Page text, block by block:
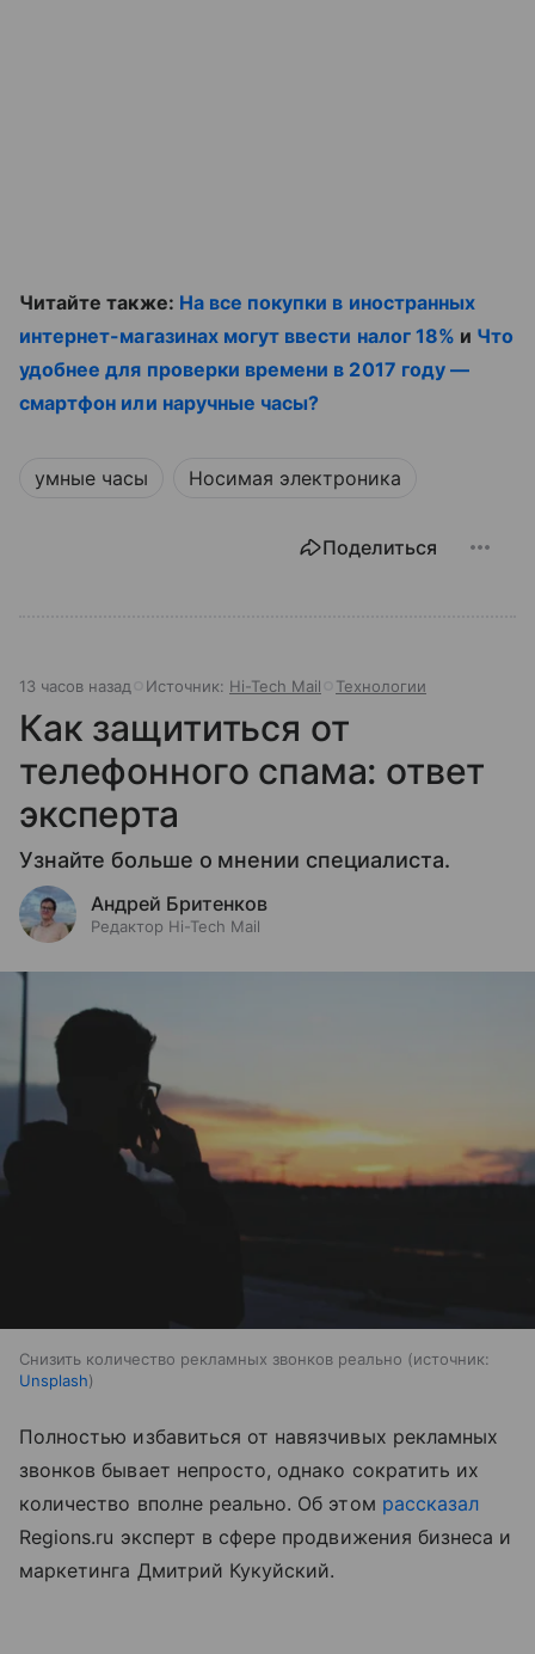
Читайте также: На все покупки в иностранных
интернет-магазинах могут ввести налог 18% и Что
удобнее для проверки времени в 2017 году —
смартфон или наручные часы?
умные часы Носимая электроника
Поделиться
13 часов назад Источник: Hi-Tech Mail Технологии
Как защититься от
телефонного спама: ответ
эксперта
Узнайте больше о мнении специалиста.
Андрей Бритенков
Редактор Hi-Tech Mail
Снизить количество рекламных звонков реально
источник:
Unsplash
Полностью избавиться от навязчивых рекламных
звонков бывает непросто, однако сократить их
количество вполне реально. Об этом рассказал
Regions.ru эксперт в сфере продвижения бизнеса и
маркетинга Дмитрий Кукуйский.